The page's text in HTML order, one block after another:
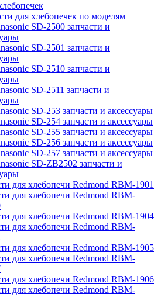
для хлебопечек по моделям
SD-2500 запчасти и
SD-2501 запчасти и
SD-2510 запчасти и
SD-2511 запчасти и
SD-253 запчасти и аксессуары
SD-254 запчасти и аксессуары
SD-255 запчасти и аксессуары
SD-256 запчасти и аксессуары
SD-257 запчасти и аксессуары
SD-ZB2502 запчасти и
для хлебопечи Redmond RBM-1901
для хлебопечи Redmond RBM-
для хлебопечи Redmond RBM-1904
для хлебопечи Redmond RBM-
для хлебопечи Redmond RBM-1905
для хлебопечи Redmond RBM-
для хлебопечи Redmond RBM-1906
для хлебопечи Redmond RBM-